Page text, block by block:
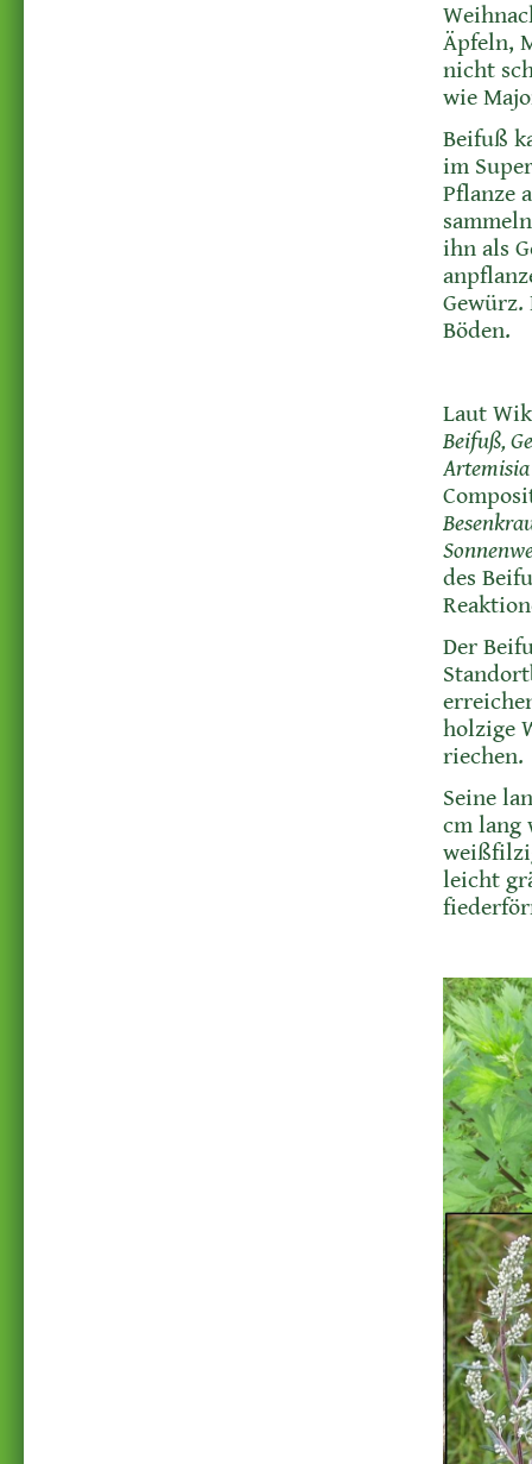
Äpfeln,
nicht
wie
Beifuß
im
Pflanze
ihn als
Böden.
Laut
Beifuß,
Artemisia
des
Der
holzige
riechen.
Seine
cm lang
leicht